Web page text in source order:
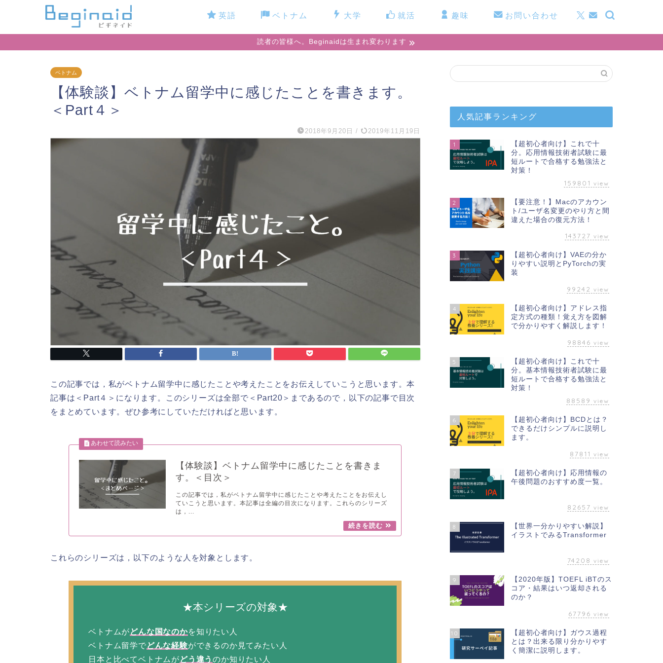
英語 ベトナム 大学 就活 趣味 お問い合わせ
読者の皆様へ。Beginaidは生まれ変わります
ベトナム
【体験談】ベトナム留学中に感じたことを書きます。
＜Part４＞
2018年9月20日 / 2019年11月19日
この記事では，私がベトナム留学中に感じたことや考えたことをお伝えしていこうと思います。本
記事は＜Part４＞になります。このシリーズは全部で＜Part20＞まであるので，以下の記事で目次
をまとめています。ぜひ参考にしていただければと思います。
【体験談】ベトナム留学中に感じたことを書きま
す。＜目次＞
この記事では，私がベトナム留学中に感じたことや考えたことをお伝えし
ていこうと思います。本記事は全編の目次になります。これらのシリーズ
は，...
これらのシリーズは，以下のような人を対象とします。
★本シリーズの対象★
ベトナムがどんな国なのかを知りたい人
ベトナム留学でどんな経験ができるのか見てみたい人
日本と比べてベトナムがどう違うのか知りたい人
人気記事ランキング
1
【超初心者向け】これで十
分。応用情報技術者試験に最
短ルートで合格する勉強法と
対策！
159801 view
2
【要注意！】Macのアカウン
ト/ユーザ名変更のやり方と間
違えた場合の復元方法！
143727 view
3
【超初心者向け】VAEの分か
りやすい説明とPyTorchの実
装
99242 view
4
【超初心者向け】アドレス指
定方式の種類！覚え方を図解
で分かりやすく解説します！
98846 view
5
【超初心者向け】これで十
分。基本情報技術者試験に最
短ルートで合格する勉強法と
対策！
88589 view
6
【超初心者向け】BCDとは？
できるだけシンプルに説明し
ます。
87811 view
7
【超初心者向け】応用情報の
午後問題のおすすめ度一覧。
82657 view
8
【世界一分かりやすい解説】
イラストでみるTransformer
74208 view
9
【2020年版】TOEFL iBTのス
コア・結果はいつ返却される
のか？
67796 view
10
【超初心者向け】ガウス過程
とは？出来る限り分かりやす
く簡潔に説明します。